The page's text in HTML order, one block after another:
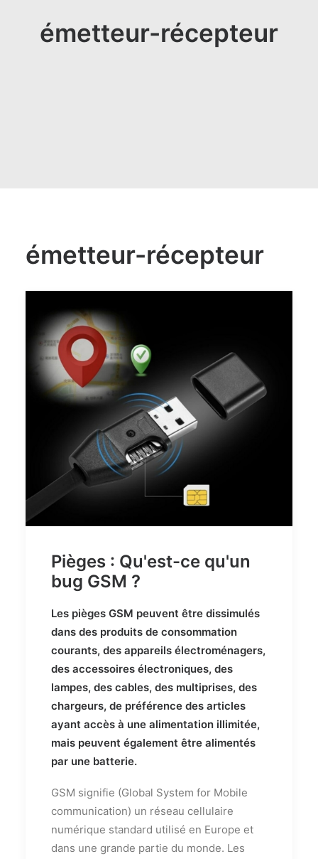
émetteur-récepteur
émetteur-récepteur
Pièges : Qu'est-ce qu'un
bug GSM ?
Les pièges GSM peuvent être dissimulés
dans des produits de consommation
courants, des appareils électroménagers,
des accessoires électroniques, des
lampes, des cables, des multiprises, des
chargeurs, de préférence des articles
ayant accès à une alimentation illimitée,
mais peuvent également être alimentés
par une batterie.
GSM signifie (Global System for Mobile
communication) un réseau cellulaire
numérique standard utilisé en Europe et
dans une grande partie du monde. Les